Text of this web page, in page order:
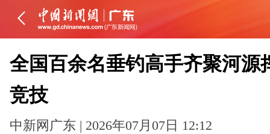
全国百余名垂钓高手齐聚河源
竞技
中新网广东 | 2026年07月07日 12:12